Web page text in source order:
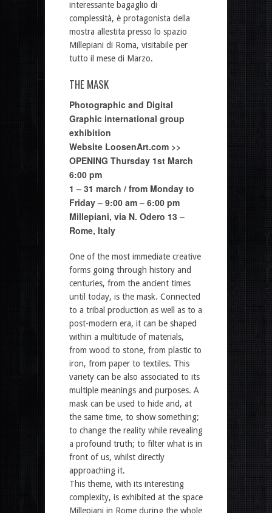
interessante bagaglio di
complessità, è protagonista della
mostra allestita presso lo spazio
Millepiani di Roma, visitabile per
tutto il mese di Marzo.
THE MASK
Photographic and Digital
Graphic international group
exhibition
Website LoosenArt.com >>
OPENING Thursday 1st March
6:00 pm
1 – 31 march / from Monday to
Friday – 9:00 am – 6:00 pm
Millepiani, via N. Odero 13 –
Rome, Italy
One of the most immediate creative
forms going through history and
centuries, from the ancient times
until today, is the mask. Connected
to a tribal production as well as to a
post-modern era, it can be shaped
within a multitude of materials,
from wood to stone, from plastic to
iron, from paper to textiles. This
variety can be also associated to its
multiple meanings and purposes. A
mask can be used to hide and, at
the same time, to show something;
to change the reality while revealing
a profound truth; to filter what is in
front of us, whilst directly
approaching it.
This theme, with its interesting
complexity, is exhibited at the space
Millepiani in Rome during the whole